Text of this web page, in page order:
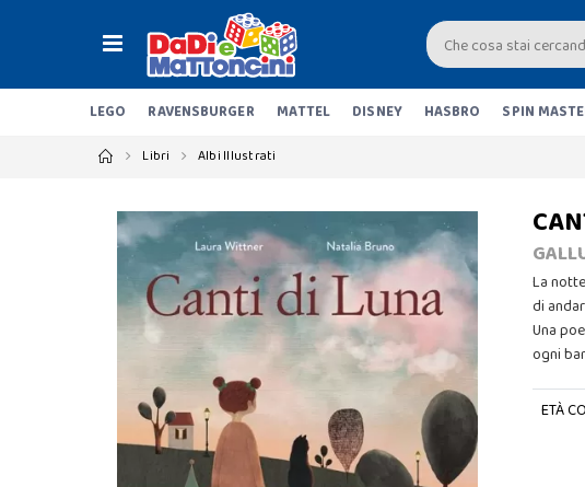
LEGO RAVENSBURGER MATTEL DISNEY HASBRO SPIN
Libri Albi Illustrati
La
di
Una
ogni
ETÀ